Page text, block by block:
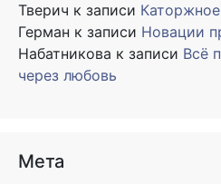
Тверич к записи
Герман к записи Новации
Набатникова к записи Всё
через любовь
Мета